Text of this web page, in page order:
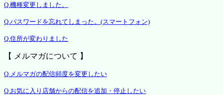
Q.機種変更しました。
Q.パスワードを忘れてしまった。(スマートフォン)
Q.住所が変わりました
【 メルマガについて 】
Q.メルマガの配信頻度を変更したい
Q.お気に入り店舗からの配信を追加・停止したい